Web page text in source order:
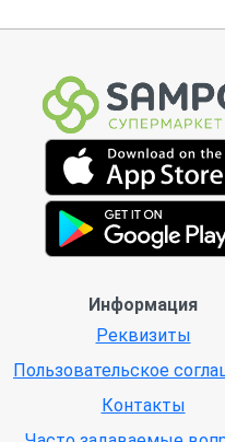
Информация
Реквизиты
Пользовательское
Контакты